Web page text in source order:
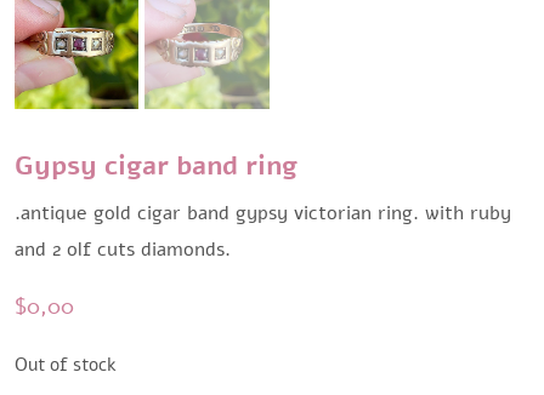
Gypsy cigar band ring
.antique gold cigar band gypsy victorian ring. with ruby
and 2 olf cuts diamonds.
$0,00
Out of stock